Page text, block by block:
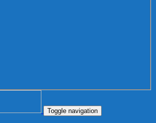
Toggle navigation